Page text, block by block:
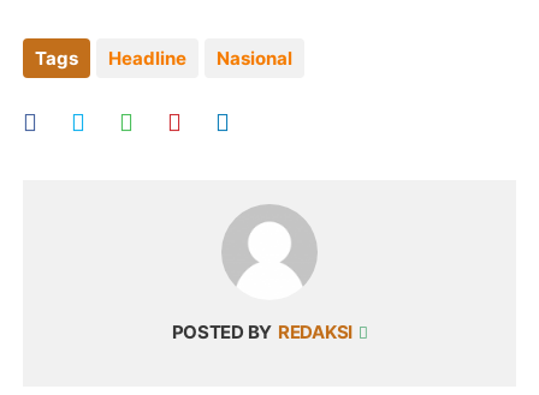
Tags Headline Nasional
POSTED BY REDAKSI